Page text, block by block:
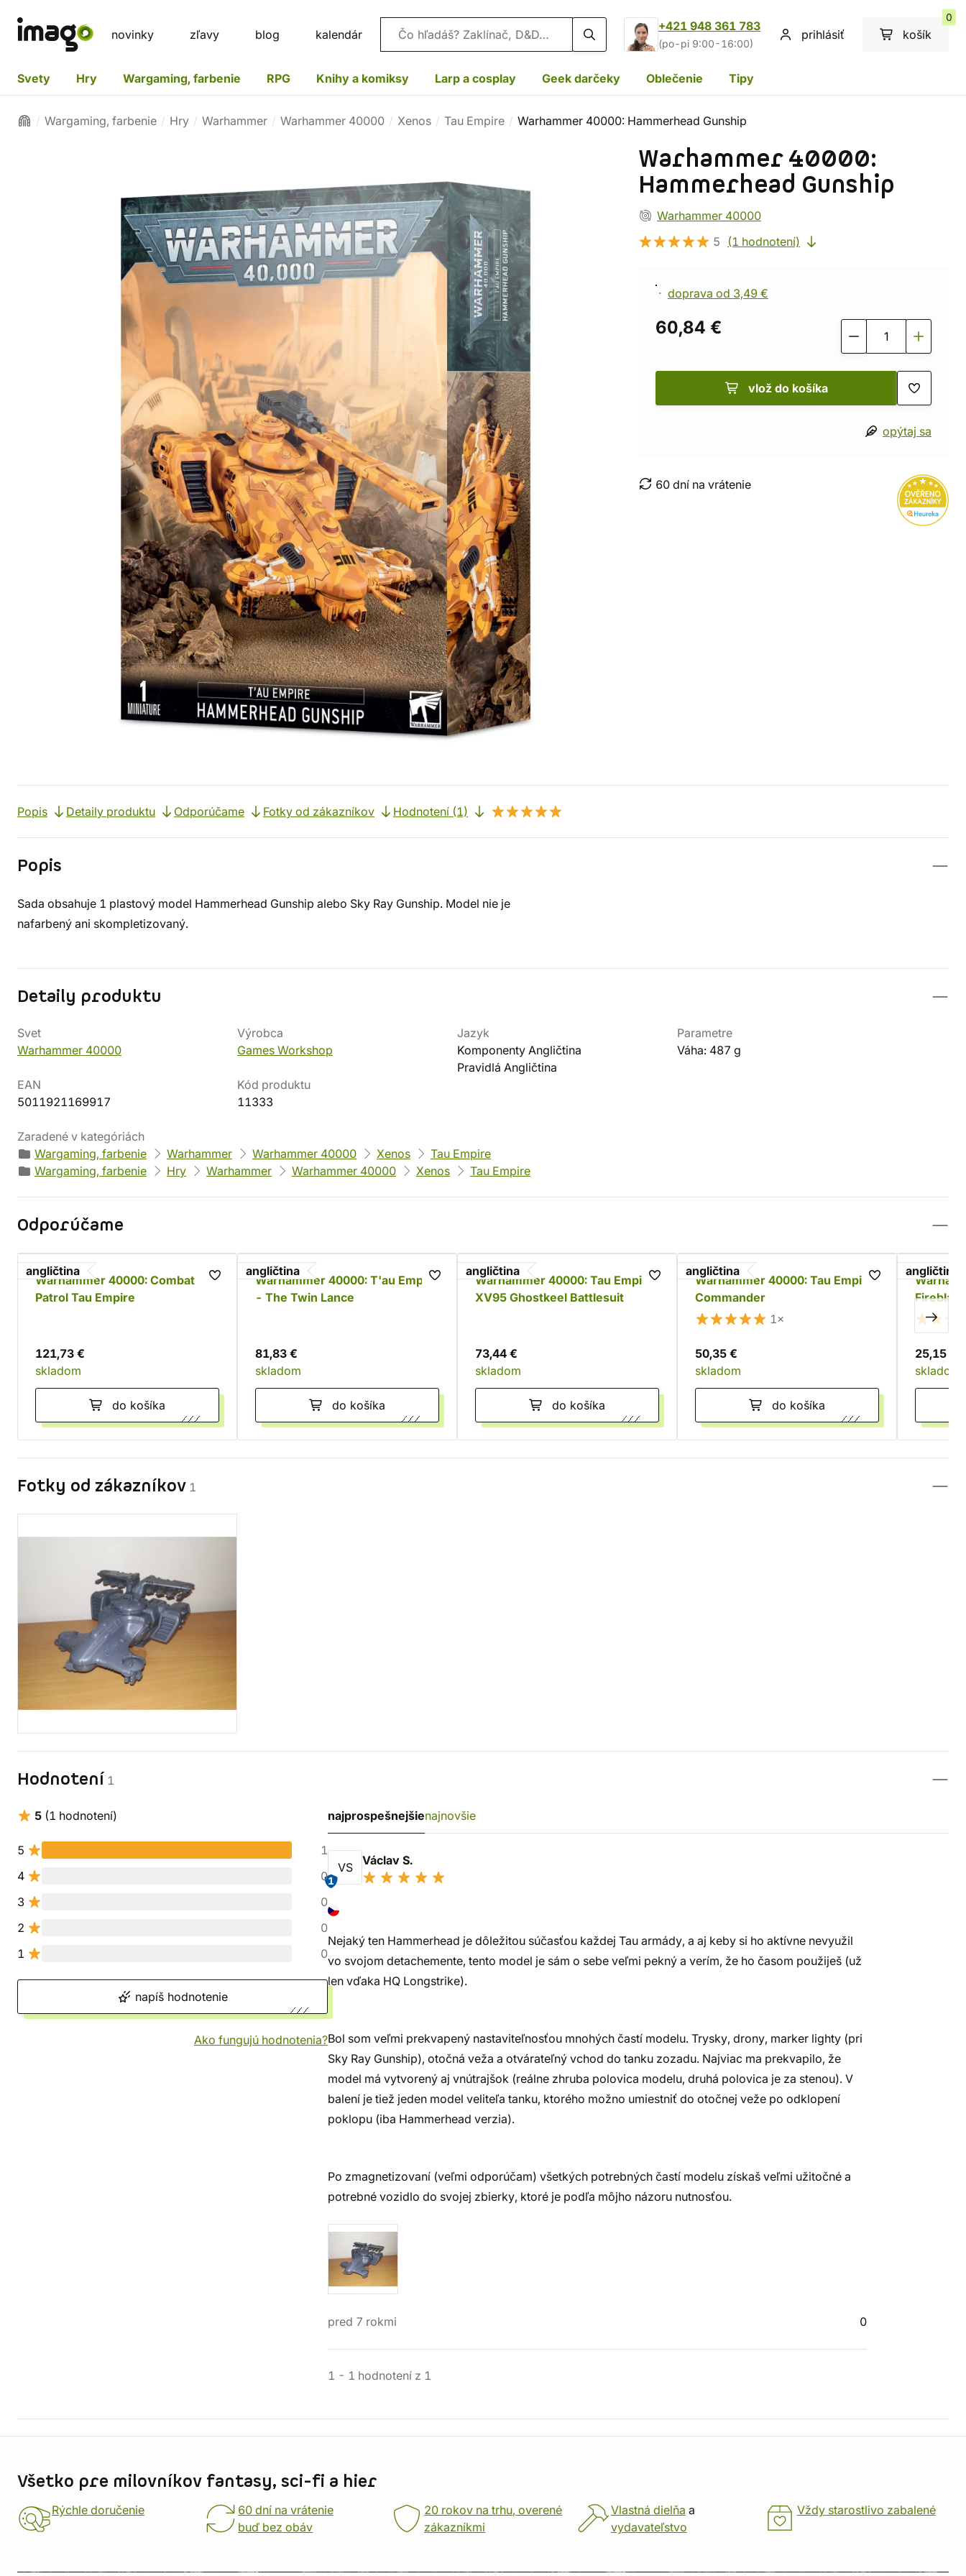
novinky zľavy blog kalendár Vyhľadávanie
+421 948 361 783
(po-pi 9:00-16:00)
prihlásiť košík
0
Svety Hry Wargaming, farbenie RPG Knihy a komiksy Larp a cosplay Geek darčeky Oblečenie Tipy
Wargaming, farbenie Hry Warhammer Warhammer 40000 Xenos Tau Empire Warhammer 40000: Hammerhead Gunship
Warhammer 40000:
Hammerhead Gunship
Warhammer 40000
5
(1 hodnotení)
doprava od 3,49 €
60,84 €
vlož do košíka
opýtaj sa
60 dní na vrátenie
Popis Detaily produktu Odporúčame Fotky od zákazníkov Hodnotení (1)
Popis
Sada obsahuje 1 plastový model Hammerhead Gunship alebo Sky Ray Gunship. Model nie je
nafarbený ani skompletizovaný.
Detaily produktu
Svet
Warhammer 40000
Výrobca
Games Workshop
Jazyk
Komponenty Angličtina
Pravidlá Angličtina
Parametre
Váha: 487 g
EAN
5011921169917
Kód produktu
11333
Zaradené v kategóriách
Wargaming, farbenie
Warhammer Warhammer 40000 Xenos
Tau Empire
Wargaming, farbenie
Hry Warhammer Warhammer 40000 Xenos Tau Empire
Odporúčame
angličtina
Warhammer 40000: Combat
Patrol Tau Empire
121,73 €
skladom
do košíka
angličtina
Warhammer 40000: T'au Empire
- The Twin Lance
81,83 €
skladom
do košíka
angličtina
Warhammer 40000: Tau Empire
XV95 Ghostkeel Battlesuit
73,44 €
skladom
do košíka
angličtina
Warhammer 40000: Tau Empire
Commander
1×
50,35 €
skladom
do košíka
angličtina
25,15 €
skladom
Fotky od zákazníkov 1
Hodnotení 1
5 (1 hodnotení)
5
1
4
0
3
0
2
0
1
0
napíš hodnotenie
Ako fungujú hodnotenia?
najprospešnejšienajnovšie
VS
1
Václav S.
Nejaký ten Hammerhead je dôležitou súčasťou každej Tau armády, a aj keby si ho aktívne nevyužil
vo svojom detachemente, tento model je sám o sebe veľmi pekný a verím, že ho časom použiješ (už
len vďaka HQ Longstrike).
Bol som veľmi prekvapený nastaviteľnosťou mnohých častí modelu. Trysky, drony, marker lighty (pri
Sky Ray Gunship), otočná veža a otvárateľný vchod do tanku zozadu. Najviac ma prekvapilo, že
model má vytvorený aj vnútrajšok (reálne zhruba polovica modelu, druhá polovica je za stenou). V
balení je tiež jeden model veliteľa tanku, ktorého možno umiestniť do otočnej veže po odklopení
poklopu (iba Hammerhead verzia).
Po zmagnetizovaní (veľmi odporúčam) všetkých potrebných častí modelu získaš veľmi užitočné a
potrebné vozidlo do svojej zbierky, ktoré je podľa môjho názoru nutnosťou.
pred 7 rokmi 0
1 - 1 hodnotení z 1
Všetko pre milovníkov fantasy, sci-fi a hier
Rýchle doručenie
60 dní na vrátenie
buď bez obáv
20 rokov na trhu, overené
zákazníkmi
Vlastná dielňa a
vydavateľstvo
Vždy starostlivo zabalené